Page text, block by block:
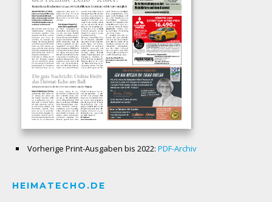
Vorherige Print-Ausgaben bis 2022: PDF-Archiv
HEIMATECHO.DE